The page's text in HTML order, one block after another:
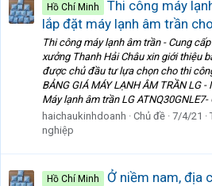
Hồ Chí Minh
Thi công máy
lắp đặt máy lạnh âm trần
Thi công máy lạnh âm trần - Cung
xưởng Thanh Hải Châu xin giới thiệu
được chủ đầu tư lựa chọn cho thi
BẢNG GIÁ MÁY LẠNH ÂM TRẦN LG -
Máy lạnh âm trần LG ATNQ30GNLE7-
haichaukinhdoanh
Chủ đề 7/4/21
nghiệp
Hồ Chí Minh
Ở niềm nam, địa